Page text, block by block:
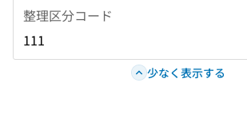
整理区分コード
111
少なく表示する